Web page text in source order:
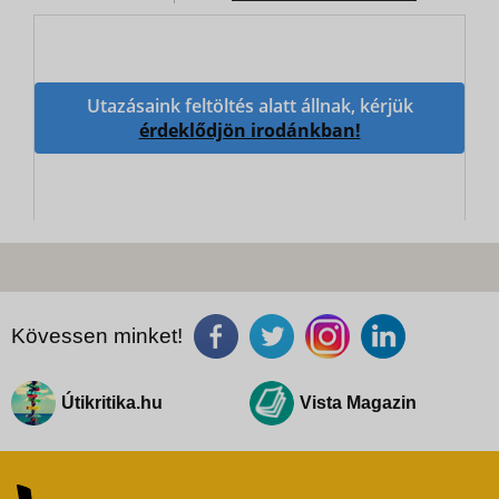
Utazásaink feltöltés alatt állnak, kérjük
érdeklődjön irodánkban!
Kövessen minket!
Útikritika.hu Vista Magazin